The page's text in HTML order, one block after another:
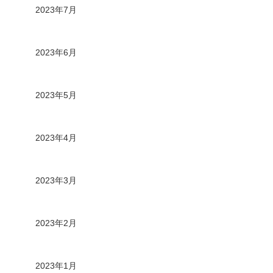
2023年7月
2023年6月
2023年5月
2023年4月
2023年3月
2023年2月
2023年1月